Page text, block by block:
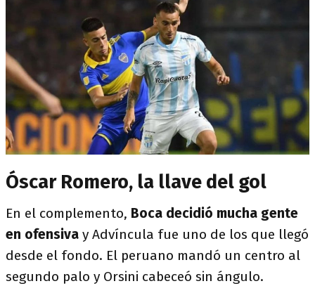
Óscar Romero, la llave del gol
En el complemento, Boca decidió mucha gente
en ofensiva y Advíncula fue uno de los que llegó
desde el fondo. El peruano mandó un centro al
segundo palo y Orsini cabeceó sin ángulo.